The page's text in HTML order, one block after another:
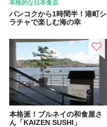
本格的な日本食店
バンコクから1時間半！港町シ
ラチャで楽しむ海の幸
本格派！ブルネイの和食屋さ
ん「KAIZEN SUSHI」